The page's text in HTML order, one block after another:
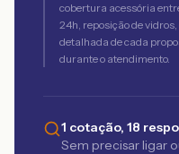
cobertura acessória
24h, reposição de
detalhada de cada
durante o atendimento.
1 cotação, 18
Sem precisar ligar